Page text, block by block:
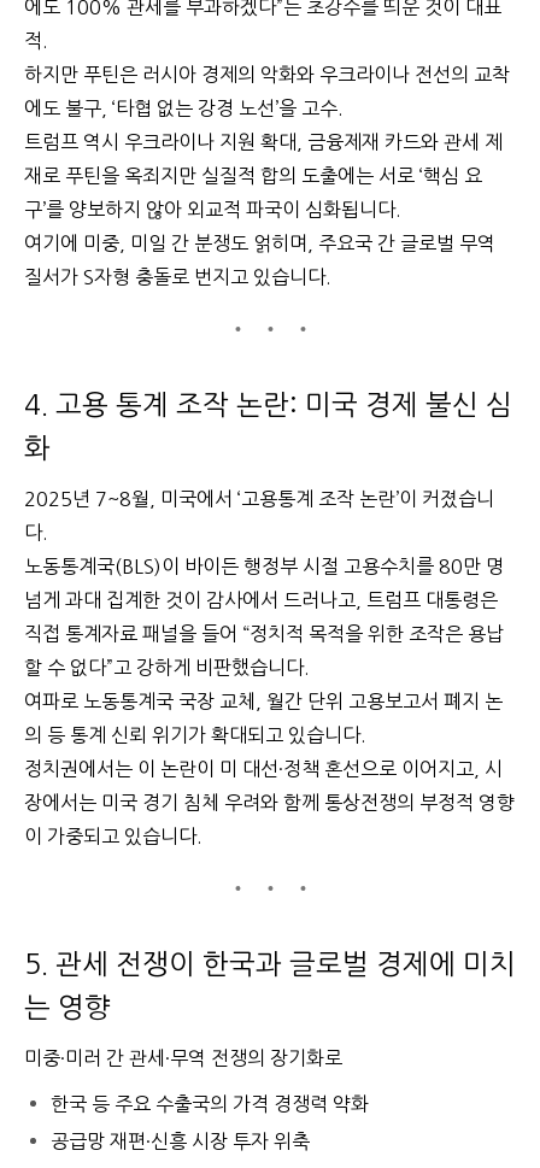
에도 100% 관세를 부과하겠다”는 초강수를 띄운 것이 대표
적.
하지만 푸틴은 러시아 경제의 악화와 우크라이나 전선의 교착
에도 불구, ‘타협 없는 강경 노선’을 고수.
트럼프 역시 우크라이나 지원 확대, 금융제재 카드와 관세 제
재로 푸틴을 옥죄지만 실질적 합의 도출에는 서로 ‘핵심 요
구’를 양보하지 않아 외교적 파국이 심화됩니다.
여기에 미중, 미일 간 분쟁도 얽히며, 주요국 간 글로벌 무역
질서가 S자형 충돌로 번지고 있습니다.
4. 고용 통계 조작 논란: 미국 경제 불신 심
화
2025년 7~8월, 미국에서 ‘고용통계 조작 논란’이 커졌습니
다.
노동통계국(BLS)이 바이든 행정부 시절 고용수치를 80만 명
넘게 과대 집계한 것이 감사에서 드러나고, 트럼프 대통령은
직접 통계자료 패널을 들어 “정치적 목적을 위한 조작은 용납
할 수 없다”고 강하게 비판했습니다.
여파로 노동통계국 국장 교체, 월간 단위 고용보고서 폐지 논
의 등 통계 신뢰 위기가 확대되고 있습니다.
정치권에서는 이 논란이 미 대선·정책 혼선으로 이어지고, 시
장에서는 미국 경기 침체 우려와 함께 통상전쟁의 부정적 영향
이 가중되고 있습니다.
5. 관세 전쟁이 한국과 글로벌 경제에 미치
는 영향
미중·미러 간 관세·무역 전쟁의 장기화로
한국 등 주요 수출국의 가격 경쟁력 약화
공급망 재편·신흥 시장 투자 위축